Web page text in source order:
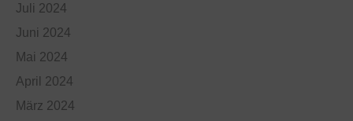
Juli 2024
Juni 2024
Mai 2024
April 2024
März 2024